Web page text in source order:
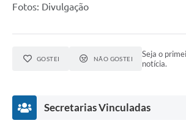
Fotos: Divulgação
GOSTEI NÃO GOSTEI
Seja o
notícia.
Secretarias Vinculadas